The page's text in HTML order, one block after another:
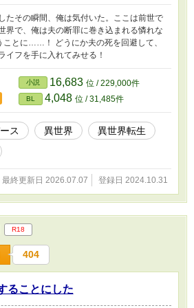
たその瞬間、俺は気付いた。ここは前世で
界で、俺は夫の断罪に巻き込まれる憐れな
ことに……！ どうにか夫の死を回避して、
イフを手に入れてみせる！
小説 16,683 位 / 229,000件
BL 4,048 位 / 31,485件
ス 異世界
異世界転生
最終更新日 2026.07.07 登録日 2024.10.31
R18
404
ることにした